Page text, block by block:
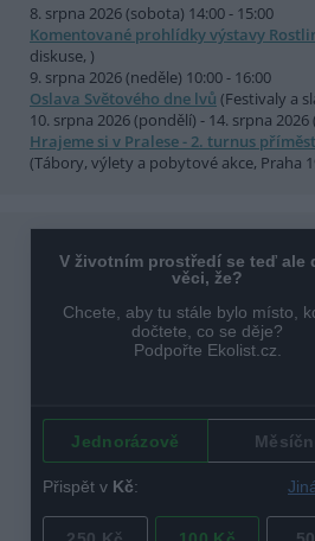
8. srpna 2026 (sobota) 14:00 - 15:00
Komentované prohlídky výstavy
diskuse, )
9. srpna 2026 (neděle) 10:00 - 16:00
Oslava Světového dne lvů (Festivaly a
10. srpna 2026 (pondělí) - 14. srpna 2026
Hrajeme si v Pralese - 2. turnus
(Tábory, výlety a pobytové akce, Praha